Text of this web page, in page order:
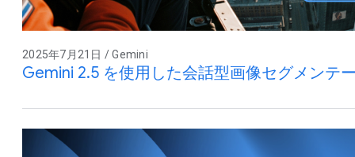
2025年7月21日 / Gemini
Gemini 2.5 を使用した会話型画像セグメンテ